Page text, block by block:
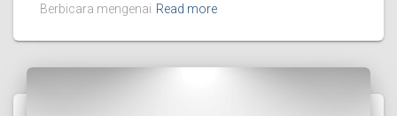
Berbicara mengenai Read more